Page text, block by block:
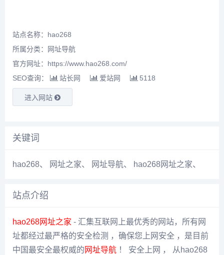
站点名称：hao268
所属分类：
网址导航
官方网址：https://www.hao268.com/
SEO查询：
站长网 爱站网 5118
进入网站
关键词
hao268、 网址之家、 网址导航、 hao268网址之家、
站点介绍
hao268网址之家 - 汇集互联网上最优秀的网站，所有网
址都经过最严格的安全检测 ，确保您上网安全 ，是目前
中国最安全最权威的 网址导航 ！ 安全上网 ， 从hao268